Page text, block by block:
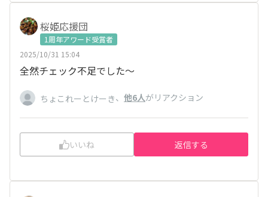
桜姫応援団
1周年アワード受賞者
2025/10/31 15:04
全然チェック不足でした～
ちょこれーとけーき、 他6人がリアクション
いいね 返信する